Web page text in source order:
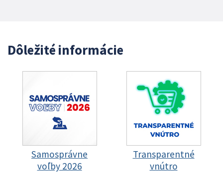
Dôležité informácie
Samosprávne
voľby 2026
Transparentné
vnútro